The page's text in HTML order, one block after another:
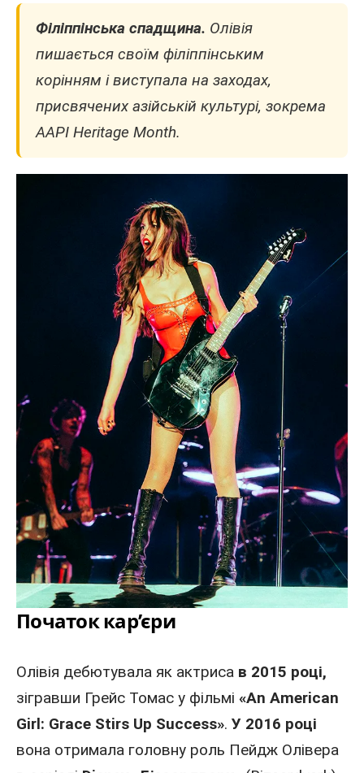
Філіппінська спадщина. Олівія
пишається своїм філіппінським
корінням і виступала на заходах,
присвячених азійській культурі, зокрема
AAPI Heritage Month.
Початок кар’єри
Олівія дебютувала як актриса в 2015 році,
зігравши Грейс Томас у фільмі «An American
Girl: Grace Stirs Up Success». У 2016 році
вона отримала головну роль Пейдж Олівера